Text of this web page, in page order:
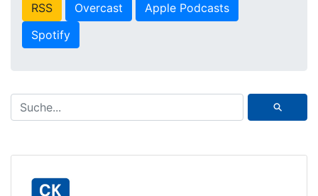
RSS Overcast
Apple Podcasts
Spotify
⚲